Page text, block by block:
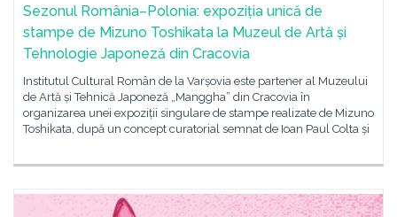
Sezonul România–Polonia: expoziția unică de
stampe de Mizuno Toshikata la Muzeul de Artă și
Tehnologie Japoneză din Cracovia
Institutul Cultural Român de la Varșovia este partener al Muzeului
de Artă și Tehnică Japoneză „Manggha” din Cracovia în
organizarea unei expoziții singulare de stampe realizate de Mizuno
Toshikata, după un concept curatorial semnat de Ioan Paul Colta și